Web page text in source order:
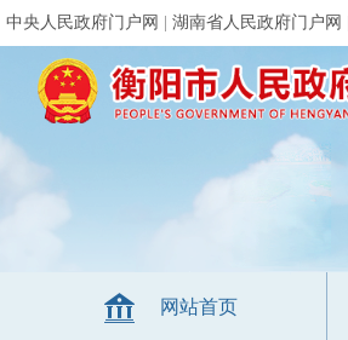
中央人民政府门户网 湖南省人民政府门户网
网站首页